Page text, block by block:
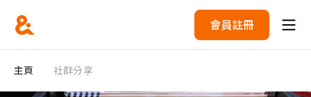
會員註冊
主頁 社群分享